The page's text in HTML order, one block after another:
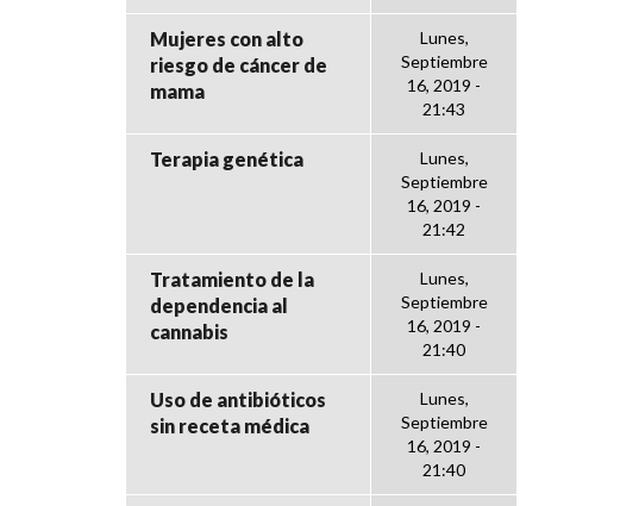
Mujeres con alto
riesgo de cáncer de
mama
Lunes,
Septiembre
16, 2019 -
21:43
Terapia genética
Lunes,
Septiembre
16, 2019 -
21:42
Tratamiento de la
dependencia al
cannabis
Lunes,
Septiembre
16, 2019 -
21:40
Uso de antibióticos
sin receta médica
Lunes,
Septiembre
16, 2019 -
21:40